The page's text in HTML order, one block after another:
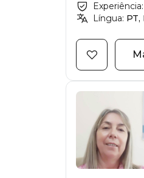
Experiência:
Língua: PT,